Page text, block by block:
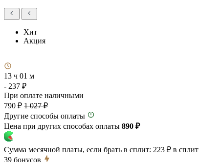
Хит
Акция
13 ч 01 м
- 237 ₽
При оплате наличными
790 ₽ 1 027 ₽
Другие способы оплаты
Цена при других способах оплаты 890 ₽
Сумма месячной платы, если брать в сплит: 223 ₽ в сплит
39 бонусов